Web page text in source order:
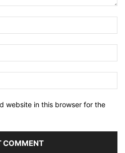
website in this browser for the